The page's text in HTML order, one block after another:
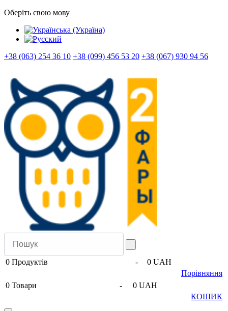
Оберіть свою мову
+38 (063) 254 36 10 +38 (099) 456 53 20 +38 (067) 930 94 56
0 Продуктів -
0 UAH
Порівняння
0 Товари -
0 UAH
КОШИК